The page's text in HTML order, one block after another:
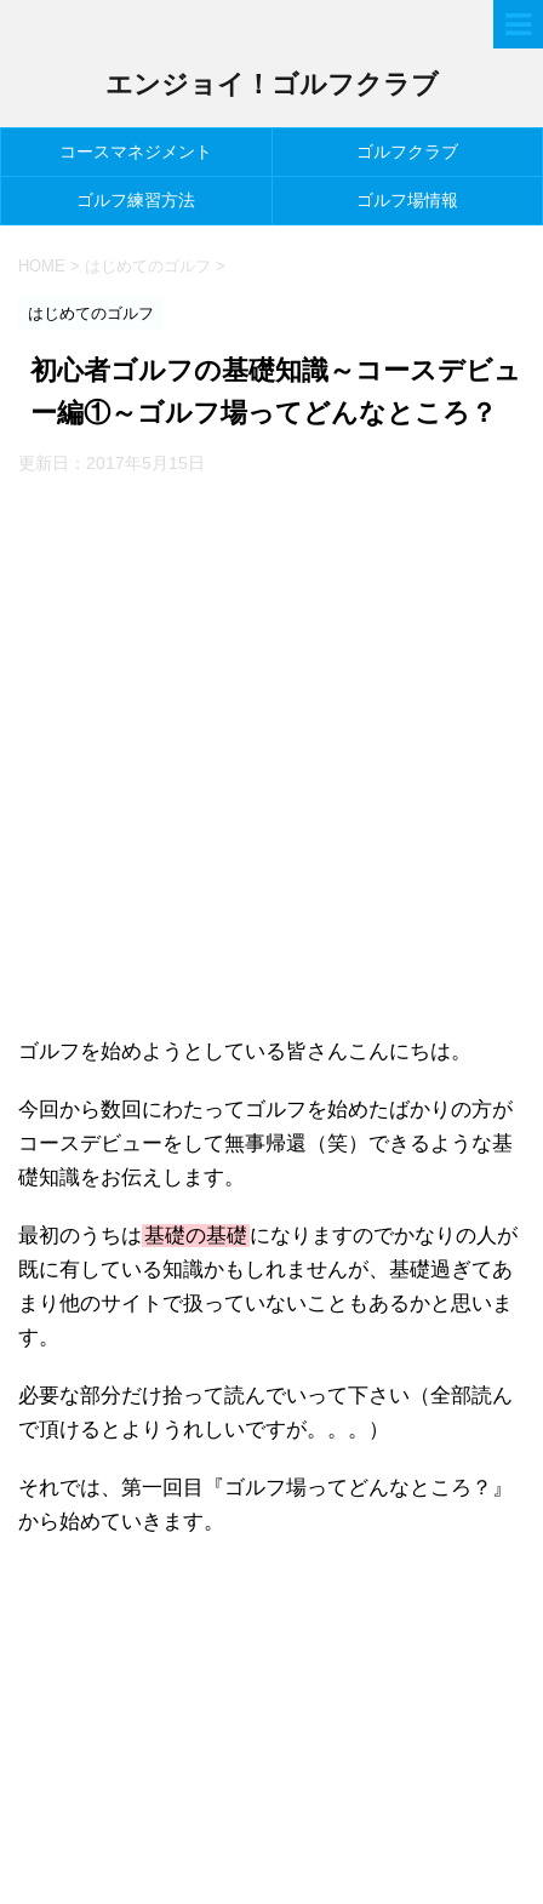
エンジョイ！ゴルフクラブ
コースマネジメント ゴルフクラブ
ゴルフ練習方法 ゴルフ場情報
HOME > はじめてのゴルフ >
はじめてのゴルフ
初心者ゴルフの基礎知識～コースデビュ
ー編①～ゴルフ場ってどんなところ？
更新日： 2017年5月15日
ゴルフを始めようとしている皆さんこんにちは。
今回から数回にわたってゴルフを始めたばかりの方が
コースデビューをして無事帰還（笑）できるような基
礎知識をお伝えします。
最初のうちは基礎の基礎 になりますのでかなりの人が
既に有している知識かもしれませんが、基礎過ぎてあ
まり他のサイトで扱っていないこともあるかと思いま
す。
必要な部分だけ拾って読んでいって下さい（全部読ん
で頂けるとよりうれしいですが。。。）
それでは、第一回目『ゴルフ場ってどんなところ？』
から始めていきます。